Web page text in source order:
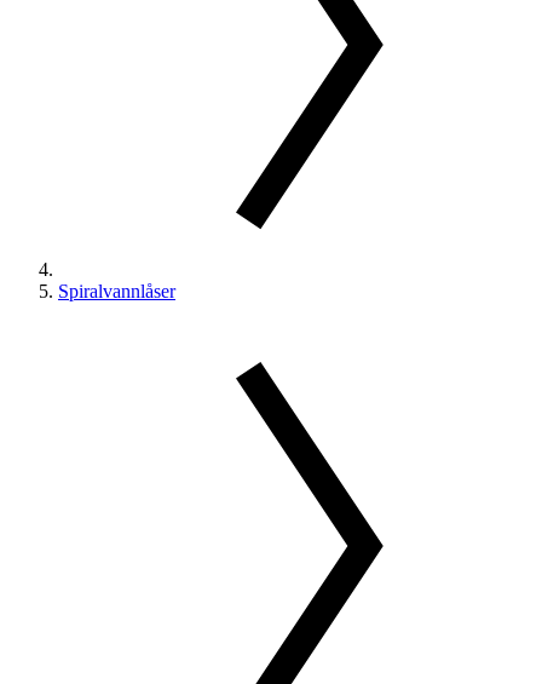
Spiralvannlåser